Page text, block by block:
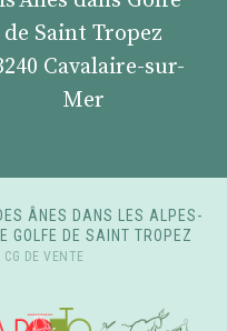
de Saint Tropez
Cavalaire-sur-
Mer
ÂNES DANS LES ALPES-
GOLFE DE SAINT TROPEZ
CG DE VENTE